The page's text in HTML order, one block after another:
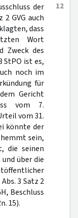
12
der
2 GVG auch
dass
Wort
Zweck des
StPO ist es,
noch im
für
Gericht
vom 7.
vom 31.
könnte der
sein,
die seinen
über die
Abs. 3 Satz 2
Beschluss
15).